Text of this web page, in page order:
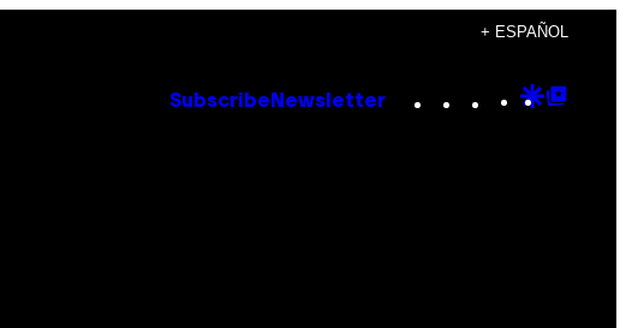
+ ESPAÑOL
Subscribe Newsletter Instagram
TikTok
YouTube
Google